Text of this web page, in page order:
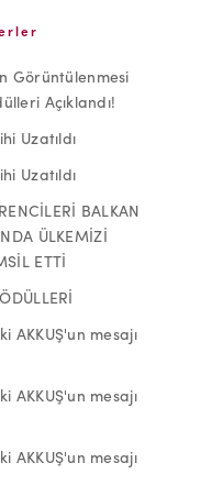
Görüntülenmesi
Açıklandı!
Uzatıldı
Uzatıldı
BALKAN
ÜLKEMİZİ
ETTİ
AKKUŞ'un mesajı
AKKUŞ'un mesajı
AKKUŞ'un mesajı